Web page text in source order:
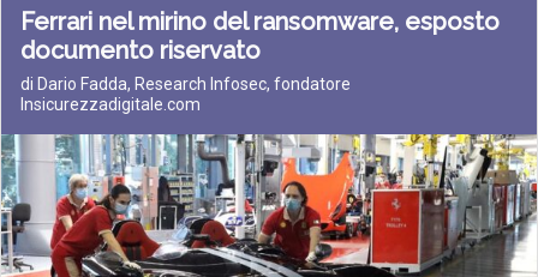
Ferrari nel mirino del ransomware, esposto
documento riservato
di Dario Fadda, Research Infosec, fondatore
Insicurezzadigitale.com